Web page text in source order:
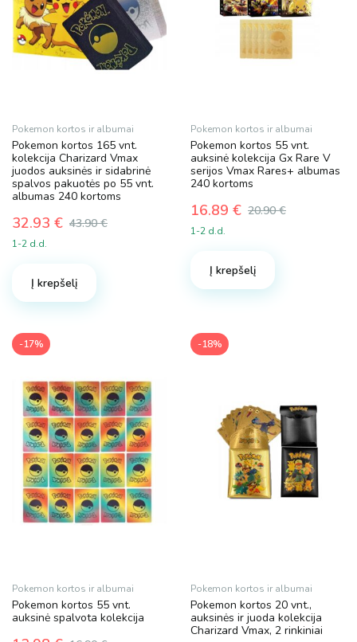
Pokemon kortos ir albumai
Pokemon kortos 165 vnt.
kolekcija Charizard Vmax
juodos auksinės ir sidabrinė
spalvos pakuotės po 55 vnt.
albumas 240 kortoms
43.90€
Original
price
43.90 €.
32.93 €
Current
price
32.93 €.
1-2 d.d.
Į krepšelį
Pokemon kortos ir albumai
Pokemon kortos 55 vnt.
auksinė kolekcija Gx Rare V
serijos Vmax Rares+ albumas
240 kortoms
20.90€
Original
price
20.90 €.
16.89 €
Current
price
16.89 €.
1-2 d.d.
Į krepšelį
-17%
Pokemon kortos ir albumai
Pokemon kortos 55 vnt.
auksinė spalvota kolekcija
-18%
Pokemon kortos ir albumai
Pokemon kortos 20 vnt.,
auksinės ir juoda kolekcija
Charizard Vmax, 2 rinkiniai